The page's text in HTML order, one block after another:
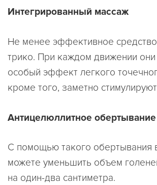
Интегрированный массаж
Не менее эффективное
трико. При каждом движении
особый эффект легкого
кроме того, заметно
Антицелюллитное обертывание
С помощью такого обертывания
можете уменьшить объем
на один-два сантиметра.